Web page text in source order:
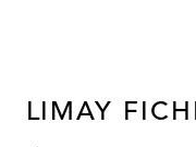
LIMAY